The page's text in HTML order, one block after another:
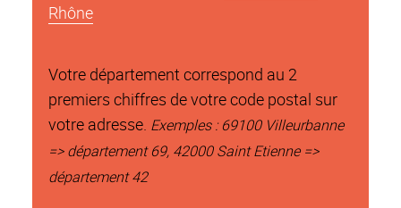
Rhône
Votre département correspond au 2
premiers chiffres de votre code postal sur
votre adresse. Exemples : 69100 Villeurbanne
=> département 69, 42000 Saint Etienne =>
département 42